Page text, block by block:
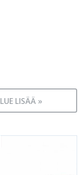
LUE LISÄÄ »